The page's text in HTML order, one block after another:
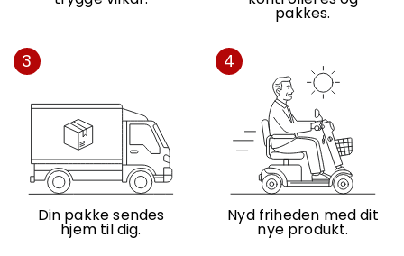
pakkes.
3
Din pakke sendes
hjem til dig.
4
Nyd friheden med dit
nye produkt.